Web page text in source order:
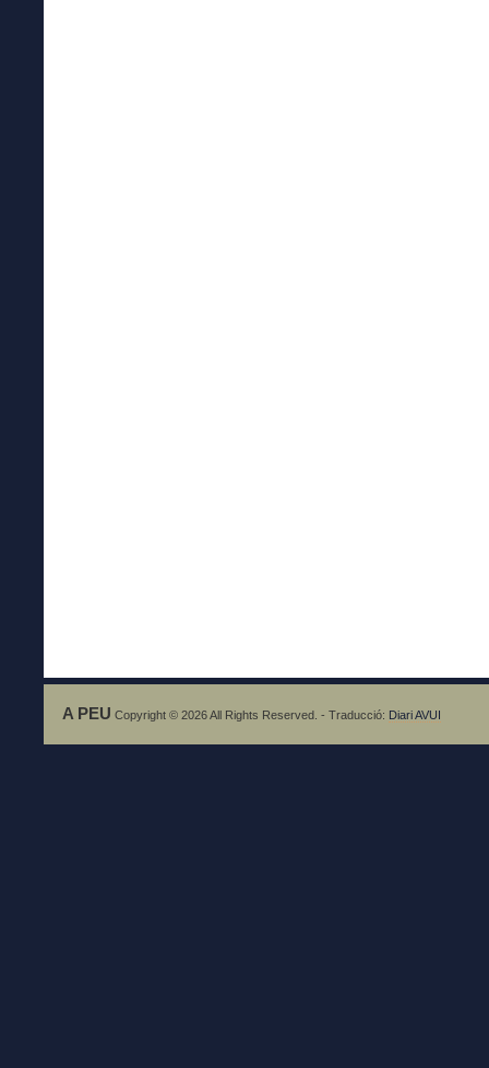
A PEU Copyright © 2026 All Rights Reserved. - Traducció: Diari AVUI